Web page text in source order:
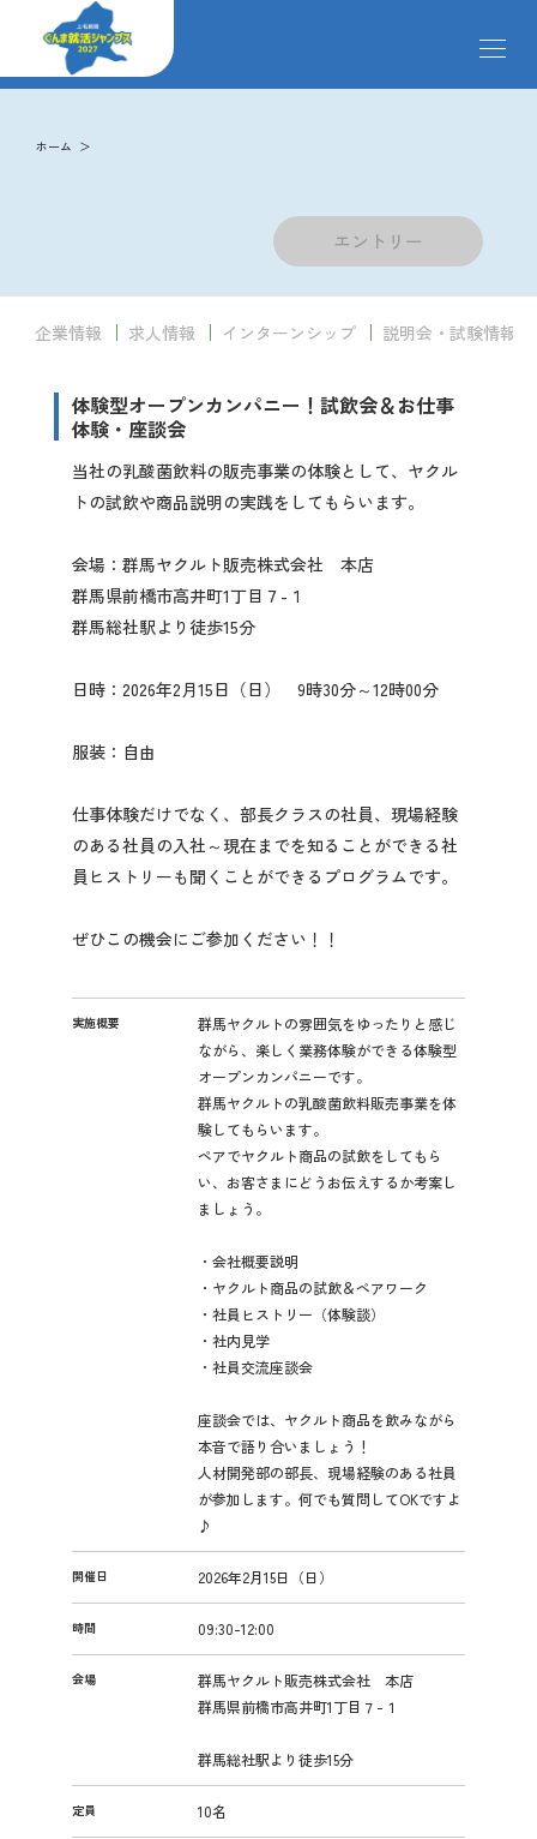
メ
求人検索
イベント
説明会
クローズアップ企業
先輩社員の声
ぐんま就活ナビについて
会員登録
ホーム
エントリー
企業情報 求人情報 インターンシップ 説明会・試験情報
体験型オープンカンパニー！試飲会＆お仕事
体験・座談会
当社の乳酸菌飲料の販売事業の体験として、ヤクル
トの試飲や商品説明の実践をしてもらいます。
会場：群馬ヤクルト販売株式会社 本店
群馬県前橋市高井町1丁目７-１
群馬総社駅より徒歩15分
日時：2026年2月15日（日） 9時30分～12時00分
服装：自由
仕事体験だけでなく、部長クラスの社員、現場経験
のある社員の入社～現在までを知ることができる社
員ヒストリーも聞くことができるプログラムです。
ぜひこの機会にご参加ください！！
イ
ー
シ
ッ
実施概要
群馬ヤクルトの雰囲気をゆったりと感じ
ながら、楽しく業務体験ができる体験型
オープンカンパニーです。
群馬ヤクルトの乳酸菌飲料販売事業を体
験してもらいます。
ペアでヤクルト商品の試飲をしてもら
い、お客さまにどうお伝えするか考案し
ましょう。
・会社概要説明
・ヤクルト商品の試飲＆ペアワーク
・社員ヒストリー（体験談）
・社内見学
・社員交流座談会
座談会では、ヤクルト商品を飲みながら
本音で語り合いましょう！
人材開発部の部長、現場経験のある社員
が参加します。何でも質問してOKですよ
♪
開催日 2026年2月15日（日）
時間 09:30-12:00
会場
群馬ヤクルト販売株式会社 本店
群馬県前橋市高井町1丁目７-１
群馬総社駅より徒歩15分
定員 10名